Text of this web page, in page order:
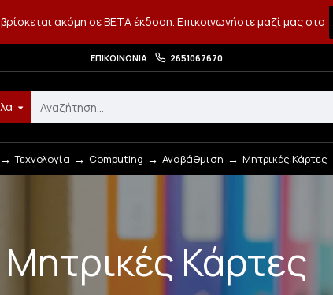
ακόμη σε BETA έκδοση. Επικοινωνήστε μαζί μας στο
ΕΠΙΚΟΙΝΩΝΊΑ 2651067670
Τεχνολογία Computing Αναβάθμιση Μητρικές Κάρτες
Μητρικές Κάρτες